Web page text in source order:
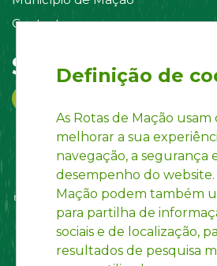
Contacte-nos
Siga-nos em:
Definição de
As Rotas de Mação usam
melhorar a sua
navegação, a segurança
desempenho do website.
Mação podem também
para partilha de
sociais e de localização,
resultados de pesquisa